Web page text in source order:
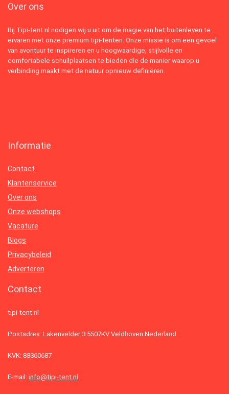
Over ons
Bij Tipi-tent.nl nodigen wij u uit om de magie van het buitenleven te
ervaren met onze premium tipi-tenten. Onze missie is om een gevoel
van avontuur te inspireren en u hoogwaardige, stijlvolle en
comfortabele schuilplaatsen te bieden die de manier waarop u
verbinding maakt met de natuur opnieuw definiëren.
Informatie
Contact
Klantenservice
Over ons
Onze webshops
Vacature
Blogs
Privacybeleid
Adverteren
Contact
tipi-tent.nl
Postadres: Lakenvelder 3 5507KV Veldhoven Nederland
KVK: 88360687
E-mail: info@tipi-tent.nl